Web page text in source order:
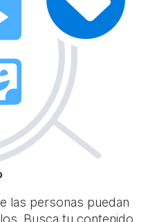
las personas puedan
Busca tu contenido